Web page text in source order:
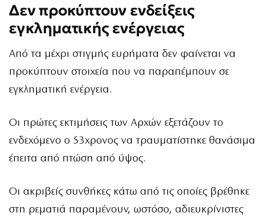
Δεν προκύπτουν ενδείξεις
εγκληματικής ενέργειας
Από τα μέχρι στιγμής ευρήματα δεν φαίνεται να
προκύπτουν στοιχεία που να παραπέμπουν σε
εγκληματική ενέργεια.
Οι πρώτες εκτιμήσεις των Αρχών εξετάζουν το
ενδεχόμενο ο 53χρονος να τραυματίστηκε θανάσιμα
έπειτα από πτώση από ύψος.
Οι ακριβείς συνθήκες κάτω από τις οποίες βρέθηκε
στη ρεματιά παραμένουν, ωστόσο, αδιευκρίνιστες